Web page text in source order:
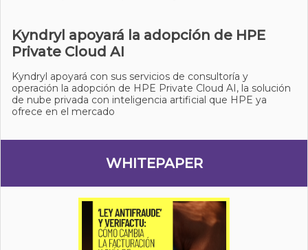
Kyndryl apoyará la adopción de HPE
Private Cloud AI
Kyndryl apoyará con sus servicios de consultoría y
operación la adopción de HPE Private Cloud AI, la solución
de nube privada con inteligencia artificial que HPE ya
ofrece en el mercado
WHITEPAPER